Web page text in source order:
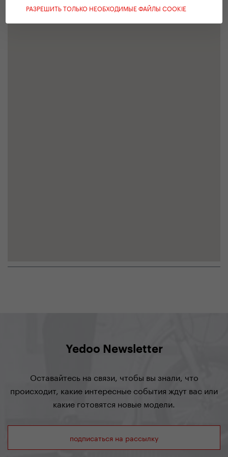
РАЗРЕШИТЬ ТОЛЬКО НЕОБХОДИМЫЕ ФАЙЛЫ COOKIE
Yedoo Newsletter
Оставайтесь на связи, чтобы вы знали, что
происходит, какие интересные события ждут вас или
какие готовятся новые модели.
подписаться на рассылку